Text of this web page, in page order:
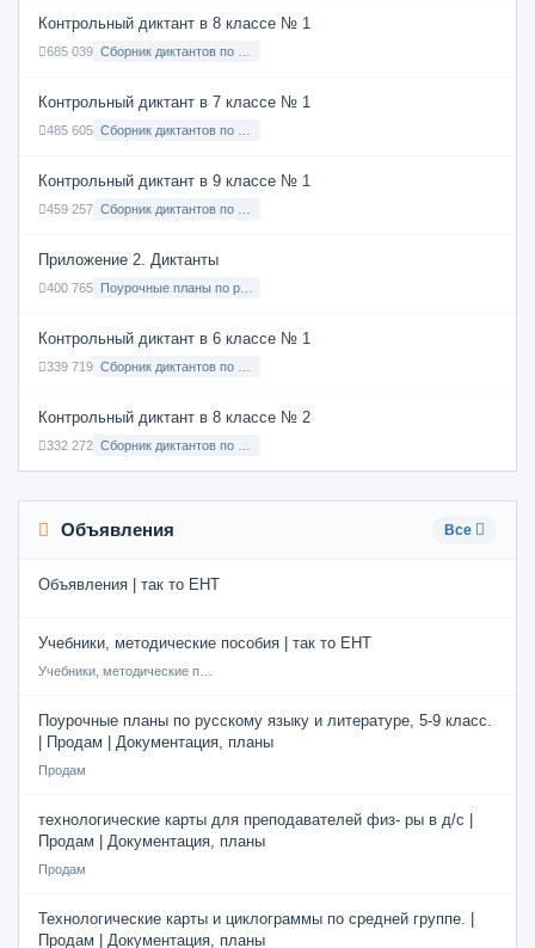
Контрольный диктант в 8 классе № 1
685 039
Контрольный диктант в 7 классе № 1
485 605
Контрольный диктант в 9 классе № 1
459 257
Приложение 2. Диктанты
400 765
Контрольный диктант в 6 классе № 1
339 719
Контрольный диктант в 8 классе № 2
332 272
Объявления Все
Объявления | так то ЕНТ
Учебники, методические пособия | так то ЕНТ
Поурочные планы по русскому языку и литературе, 5-9 класс.
| Продам | Документация, планы
Продам
технологические карты для преподавателей физ- ры в д/с |
Продам | Документация, планы
Продам
Технологические карты и циклограммы по средней группе. |
Продам | Документация, планы